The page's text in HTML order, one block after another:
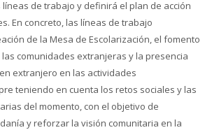
líneas de trabajo y definirá el plan de acción
En concreto, las líneas de trabajo
de la Mesa de Escolarización, el fomento
comunidades extranjeras y la presencia
extranjero en las actividades
teniendo en cuenta los retos sociales y las
del momento, con el objetivo de
y reforzar la visión comunitaria en la